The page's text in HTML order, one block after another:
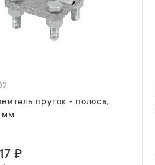
пруток - полоса,
мм
₽